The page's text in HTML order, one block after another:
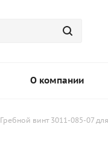
О компании
Гребной винт 3011-085-07